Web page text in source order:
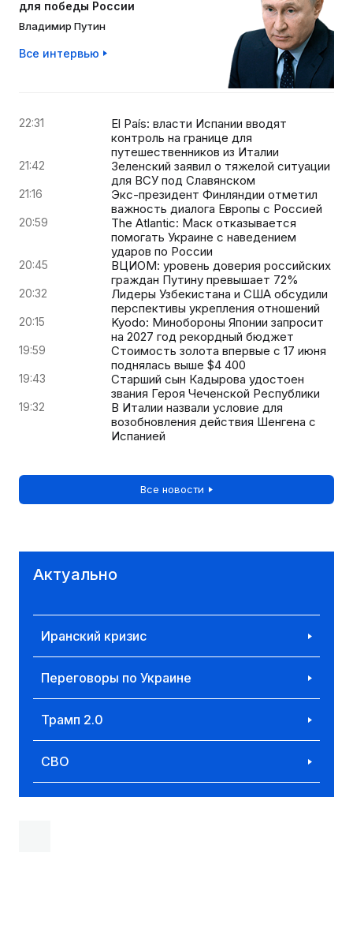
для победы России
Владимир Путин
Все интервью
22:31
El País: власти Испании вводят
контроль на границе для
путешественников из Италии
21:42
Зеленский заявил о тяжелой ситуации
для ВСУ под Славянском
21:16
Экс-президент Финляндии отметил
важность диалога Европы с Россией
20:59
The Atlantic: Маск отказывается
помогать Украине с наведением
ударов по России
20:45
ВЦИОМ: уровень доверия российских
граждан Путину превышает 72%
20:32
Лидеры Узбекистана и США обсудили
перспективы укрепления отношений
20:15
Kyodo: Минобороны Японии запросит
на 2027 год рекордный бюджет
19:59
Стоимость золота впервые с 17 июня
поднялась выше $4 400
19:43
Старший сын Кадырова удостоен
звания Героя Чеченской Республики
19:32
В Италии назвали условие для
возобновления действия Шенгена с
Испанией
Все новости
Актуально
Иранский кризис
Переговоры по Украине
Трамп 2.0
СВО